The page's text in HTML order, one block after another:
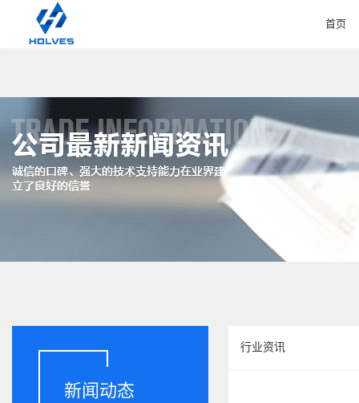
首页
新闻动态
行业资讯